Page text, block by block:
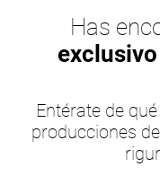
Has
Entérate de
producciones